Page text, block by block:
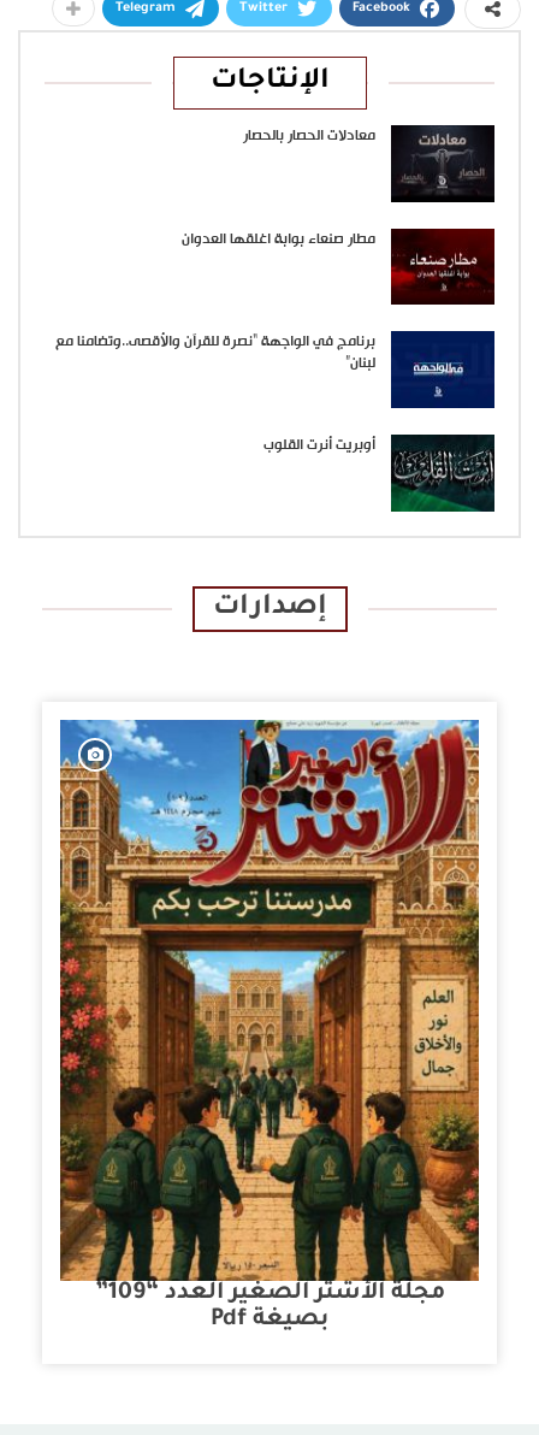
Facebook
Twitter
Telegram
الإنتاجات
معادلات الحصار بالحصار
مطار صنعاء بوابة اغلقها العدوان
برنامج في الواجهة “نصرة للقرآن والأقصى..وتضامنا مع
لبنان”
أوبريت أنرت القلوب
إصدارات
مجلة الأشتر الصغير العدد “109”
بصيغة Pdf